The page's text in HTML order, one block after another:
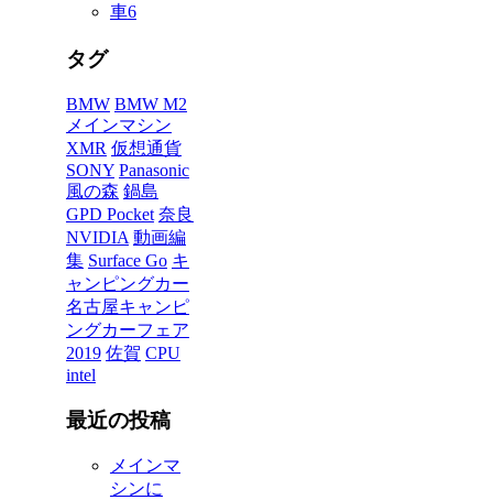
車6
タグ
BMW BMW M2
メインマシン
XMR 仮想通貨
SONY Panasonic
風の森 鍋島
GPD Pocket 奈良
NVIDIA 動画編
集 Surface Go キ
ャンピングカー
名古屋キャンピ
ングカーフェア
2019 佐賀 CPU
intel
最近の投稿
メインマ
シンに